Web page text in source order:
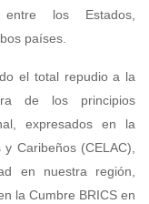
los Estados,
países.
el total repudio a la
de los principios
expresados en la
Caribeños (CELAC),
en nuestra región,
la Cumbre BRICS en